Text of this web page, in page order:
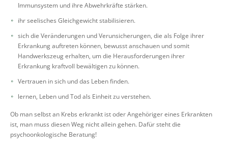
Immunsystem und ihre Abwehrkräfte stärken.
ihr seelisches Gleichgewicht stabilisieren.
sich die Veränderungen und Verunsicherungen, die als Folge ihrer
Erkrankung auftreten können, bewusst anschauen und somit
Handwerkszeug erhalten, um die Herausforderungen ihrer
Erkrankung kraftvoll bewältigen zu können.
Vertrauen in sich und das Leben finden.
lernen, Leben und Tod als Einheit zu verstehen.
Ob man selbst an Krebs erkrankt ist oder Angehöriger eines Erkrankten
ist, man muss diesen Weg nicht allein gehen. Dafür steht die
psychoonkologische Beratung!